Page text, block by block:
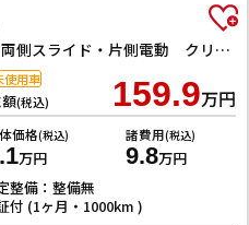
ベースグレード バックカメラ 両側スライド・片側電動 クリアランスソナー レーンアシスト オートライト スマートキー 電動格納ミラー CVT ESC USB チップアップシート アルミホイール エアコン
(税込) 159.9万円
価格(税込)
万円
諸費用(税込)
9.8万円
整備：整備無
付 (1ヶ月・1000km )
使用車